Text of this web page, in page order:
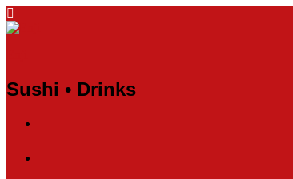
Sushi • Drinks